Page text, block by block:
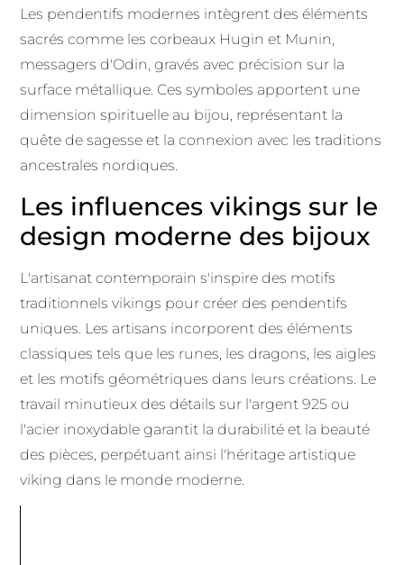
Les pendentifs modernes intègrent des éléments
sacrés comme les corbeaux Hugin et Munin,
messagers d'Odin, gravés avec précision sur la
surface métallique. Ces symboles apportent une
dimension spirituelle au bijou, représentant la
quête de sagesse et la connexion avec les traditions
ancestrales nordiques.
Les influences vikings sur le
design moderne des bijoux
L'artisanat contemporain s'inspire des motifs
traditionnels vikings pour créer des pendentifs
uniques. Les artisans incorporent des éléments
classiques tels que les runes, les dragons, les aigles
et les motifs géométriques dans leurs créations. Le
travail minutieux des détails sur l'argent 925 ou
l'acier inoxydable garantit la durabilité et la beauté
des pièces, perpétuant ainsi l'héritage artistique
viking dans le monde moderne.